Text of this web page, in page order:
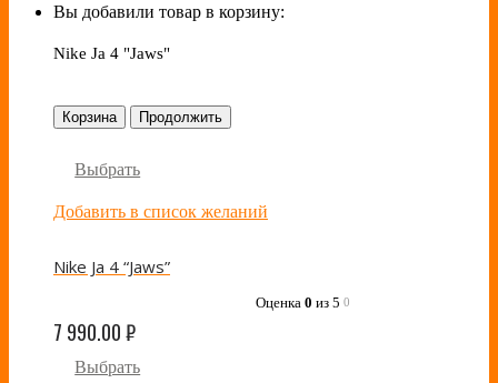
Вы добавили товар в корзину:
Nike Ja 4 "Jaws"
Корзина Продолжить
Выбрать
Добавить в список желаний
Nike Ja 4 “Jaws”
Оценка 0 из 5 0
7 990.00₽
Выбрать